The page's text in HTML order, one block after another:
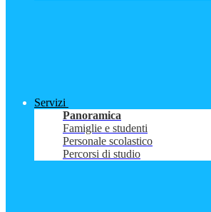
Servizi
Panoramica
Famiglie e studenti
Personale scolastico
Percorsi di studio